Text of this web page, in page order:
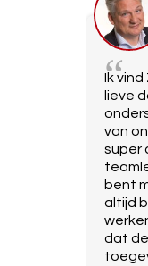
Ik
lieve
van
super
bent
altijd
dat